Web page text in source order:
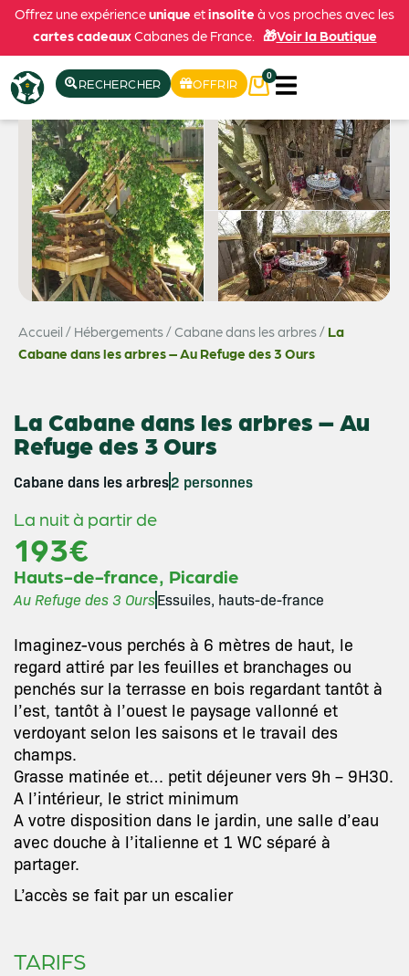
Offrez une expérienceunique etinsolite à vos proches avec les
cartes cadeauxCabanes de France. 🎁Voir la Boutique
RECHERCHER OFFRIR
0
Voir les 10 photos
Accueil / Hébergements/Cabane dans les arbres/ La
Cabane dans les arbres – Au Refuge des 3 Ours
La Cabane dans les arbres – Au
Refuge des 3 Ours
Cabane dans les arbres2 personnes
La nuit à partir de
193€
Hauts-de-france, Picardie
Au Refuge des 3 OursEssuiles, hauts-de-france
Imaginez-vous perchés à 6 mètres de haut, le
regard attiré par les feuilles et branchages ou
penchés sur la terrasse en bois regardant tantôt à
l’est, tantôt à l’ouest le paysage vallonné et
verdoyant selon les saisons et le travail des
champs.
Grasse matinée et… petit déjeuner vers 9h – 9H30.
A l’intérieur, le strict minimum
A votre disposition dans le jardin, une salle d’eau
avec douche à l’italienne et 1 WC séparé à
partager.
L’accès se fait par un escalier
TARIFS